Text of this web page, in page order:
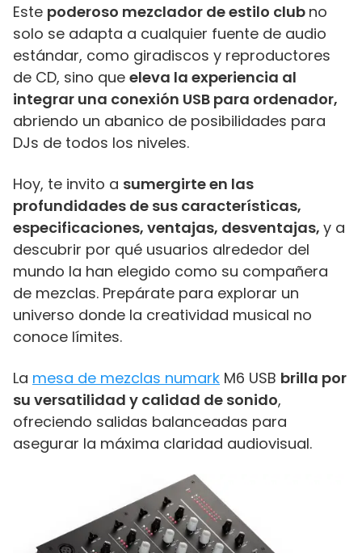
Este poderoso mezclador de estilo club no
solo se adapta a cualquier fuente de audio
estándar, como giradiscos y reproductores
de CD, sino que eleva la experiencia al
integrar una conexión USB para ordenador,
abriendo un abanico de posibilidades para
DJs de todos los niveles.
Hoy, te invito a sumergirte en las
profundidades de sus características,
especificaciones, ventajas, desventajas, y a
descubrir por qué usuarios alrededor del
mundo la han elegido como su compañera
de mezclas. Prepárate para explorar un
universo donde la creatividad musical no
conoce límites.
La mesa de mezclas numark M6 USB brilla por
su versatilidad y calidad de sonido,
ofreciendo salidas balanceadas para
asegurar la máxima claridad audiovisual.